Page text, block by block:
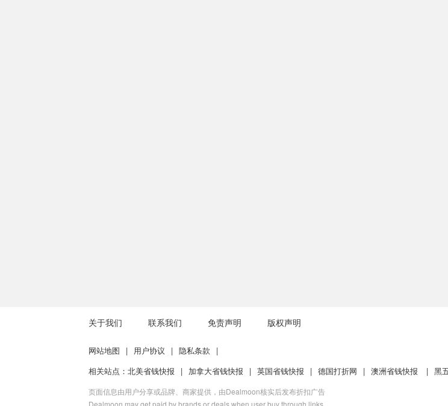
关于我们 联系我们 免责声明 版权声明
网站地图 | 用户协议 | 隐私条款
|
相关站点： 北美省钱快报 | 加拿大省钱快报 | 英国省钱快报 | 德国打折网 | 澳洲省钱快报 | 黑
页面信息由用户分享或品牌、商家提供，由Dealmoon核实后发布折扣广告
Dealmoon may get paid by brands or deals when user buy through links